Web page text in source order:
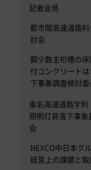
記者会見
都市間高速道路
討会
鋼少数主桁橋の
付コンクリート
下事象調査検討
東名高速道路宇利
照明灯具落下事
会
NEXCO中日本グ
経営上の課題と